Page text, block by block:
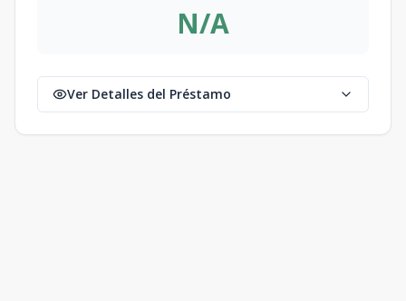
N/A
Ver Detalles del Préstamo